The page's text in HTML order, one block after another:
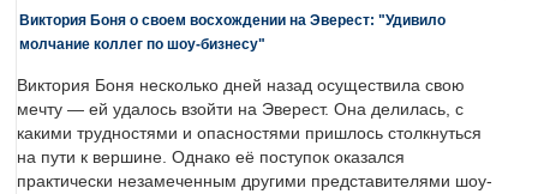
Виктория Боня о своем восхождении на Эверест: "Удивило
молчание коллег по шоу-бизнесу"
Виктория Боня несколько дней назад осуществила свою
мечту — ей удалось взойти на Эверест. Она делилась, с
какими трудностями и опасностями пришлось столкнуться
на пути к вершине. Однако её поступок оказался
практически незамеченным другими представителями шоу-